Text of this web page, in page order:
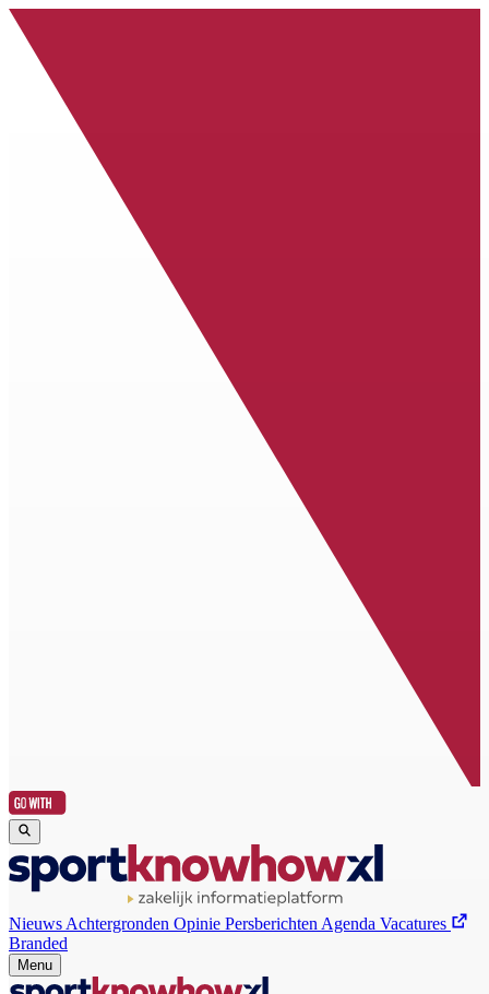
Nieuws Achtergronden Opinie Persberichten Agenda Vacatures
Branded
Menu